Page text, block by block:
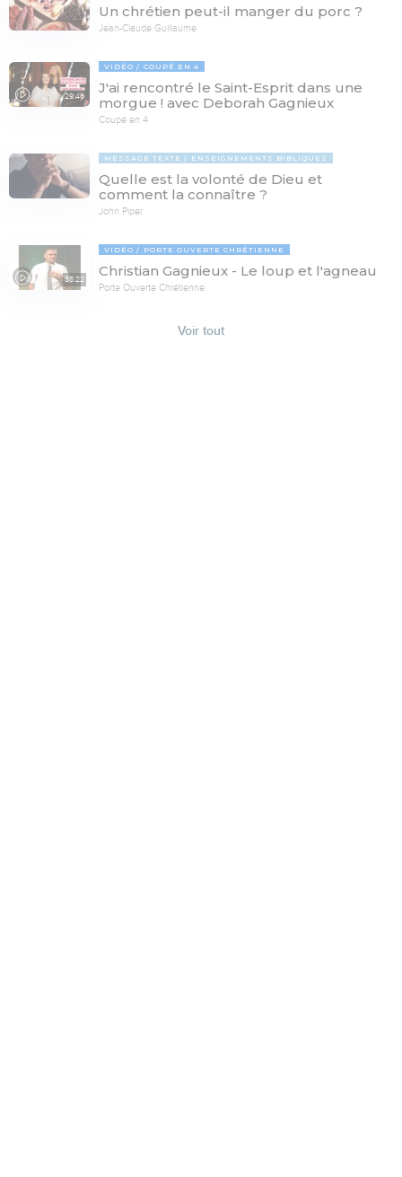
Un chrétien peut-il manger du porc ?
Jean-Claude Guillaume
29:46
VIDÉO COUPÉ EN 4
J'ai rencontré le Saint-Esprit dans une
morgue ! avec Deborah Gagnieux
Coupé en 4
MESSAGE TEXTE ENSEIGNEMENTS BIBLIQUES
Quelle est la volonté de Dieu et
comment la connaître ?
John Piper
35:22
VIDÉO PORTE OUVERTE CHRÉTIENNE
Christian Gagnieux - Le loup et l'agneau
Porte Ouverte Chrétienne
Voir tout